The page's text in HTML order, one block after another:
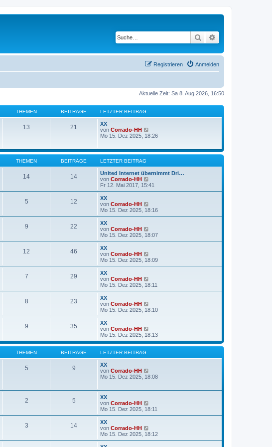
Suche
Anmelden
Registrieren
Aktuelle Zeit: Sa 8. Aug 2026, 16:50
THEMEN BEITRÄGE LETZTER BEITRAG
13 21
XX
von Corrado-HH
e
s
r
B
e
i
a
g
Mo 15. Dez 2025, 18:26
THEMEN BEITRÄGE LETZTER BEITRAG
14 14
United Internet übernimmt Dri…
von Corrado-HH
e
u
t
e
i
g
Fr 12. Mai 2017, 15:41
5 12
XX
von Corrado-HH
e
u
t
e
i
g
Mo 15. Dez 2025, 18:16
9 22
XX
von Corrado-HH
e
u
t
e
i
g
Mo 15. Dez 2025, 18:07
12 46
XX
von Corrado-HH
e
u
t
e
i
g
Mo 15. Dez 2025, 18:09
7 29
XX
von Corrado-HH
e
u
t
e
i
t
Mo 15. Dez 2025, 18:11
8 23
XX
von Corrado-HH
e
u
t
r
e
r
Mo 15. Dez 2025, 18:10
9 35
XX
von Corrado-HH
e
u
e
t
B
a
g
Mo 15. Dez 2025, 18:13
THEMEN BEITRÄGE LETZTER BEITRAG
5 9
XX
von Corrado-HH
e
e
r
B
t
r
Mo 15. Dez 2025, 18:08
2 5
XX
von Corrado-HH
e
u
t
Mo 15. Dez 2025, 18:11
3 14
XX
von Corrado-HH
e
u
Mo 15. Dez 2025, 18:12